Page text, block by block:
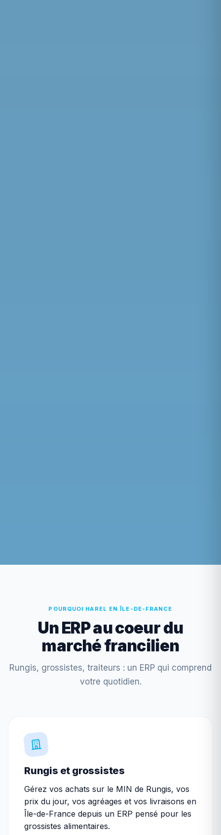
POURQUOI HAREL EN ÎLE-DE-FRANCE
Un ERP au coeur du
marché francilien
Rungis, grossistes, traiteurs : un ERP qui comprend
votre quotidien.
Rungis et grossistes
Gérez vos achats sur le MIN de Rungis, vos
prix du jour, vos agréages et vos livraisons en
Île-de-France depuis un ERP pensé pour les
grossistes alimentaires.